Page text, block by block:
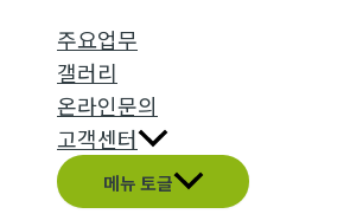
주요업무
갤러리
온라인문의
고객센터
메뉴 토글